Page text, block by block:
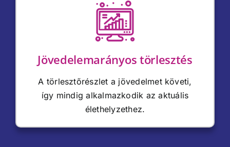
Jövedelemarányos törlesztés
A törlesztőrészlet a jövedelmet követi,
így mindig alkalmazkodik az aktuális
élethelyzethez.